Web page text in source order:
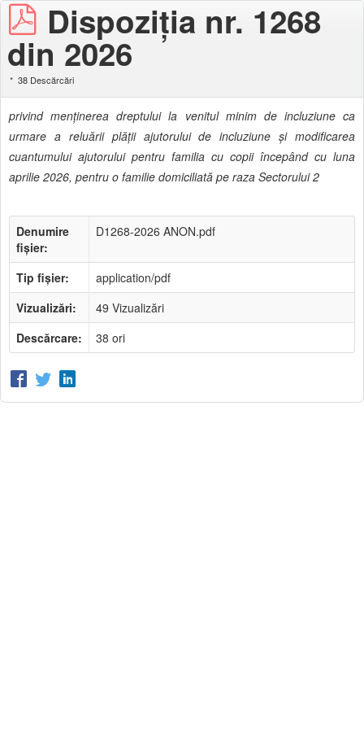
Dispoziţia nr. 1268
din 2026
38 Descărcări
privind menţinerea dreptului la venitul minim de incluziune ca
urmare a reluării plăţii ajutorului de incluziune şi modificarea
cuantumului ajutorului pentru familia cu copii începând cu luna
aprilie 2026, pentru o familie domiciliată pe raza Sectorului 2
Denumire
fișier:
D1268-2026 ANON.pdf
Tip fișier:
application/pdf
Vizualizări:
49 Vizualizări
Descărcare:
38 ori